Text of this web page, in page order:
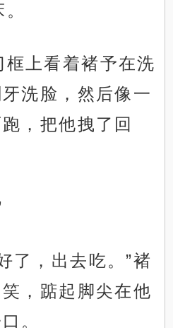
框上看着褚予在洗
洗脸，然后像一
，把他拽了回
了，出去吃。”褚
，踮起脚尖在他
。